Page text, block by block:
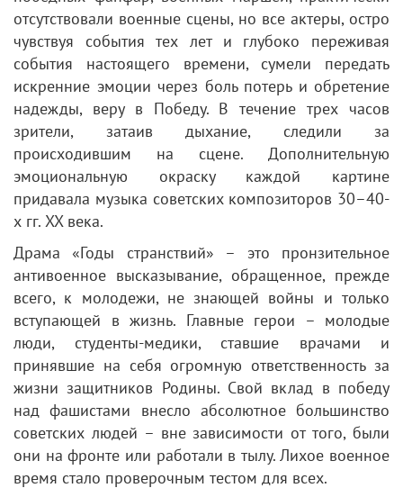
отсутствовали военные сцены, но все актеры, остро
чувствуя события тех лет и глубоко переживая
события настоящего времени, сумели передать
искренние эмоции через боль потерь и обретение
надежды, веру в Победу. В течение трех часов
зрители, затаив дыхание, следили за
происходившим на сцене. Дополнительную
эмоциональную окраску каждой картине
придавала музыка советских композиторов 30–40-
х гг. XX века.
Драма «Годы странствий» – это пронзительное
антивоенное высказывание, обращенное, прежде
всего, к молодежи, не знающей войны и только
вступающей в жизнь. Главные герои – молодые
люди, студенты-медики, ставшие врачами и
принявшие на себя огромную ответственность за
жизни защитников Родины. Свой вклад в победу
над фашистами внесло абсолютное большинство
советских людей – вне зависимости от того, были
они на фронте или работали в тылу. Лихое военное
время стало проверочным тестом для всех.